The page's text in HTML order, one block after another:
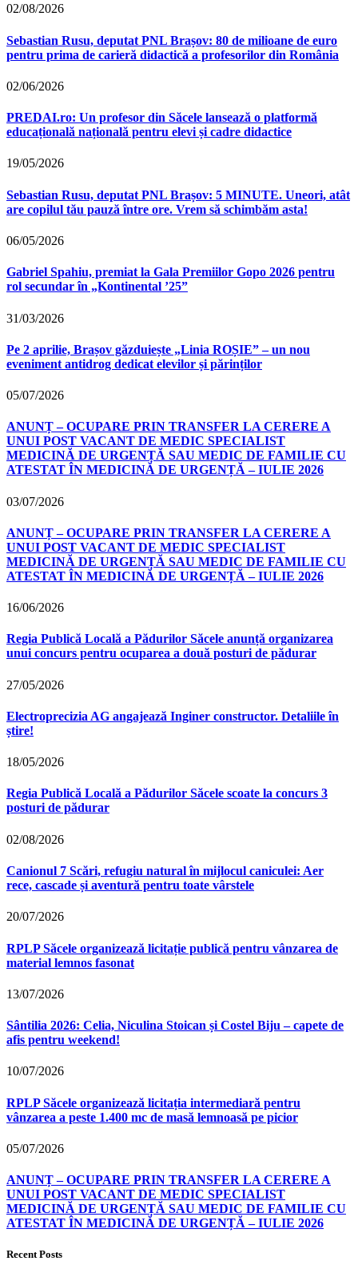
02/08/2026
Sebastian Rusu, deputat PNL Brașov: 80 de milioane de euro
pentru prima de carieră didactică a profesorilor din România
02/06/2026
PREDAI.ro: Un profesor din Săcele lansează o platformă
educațională națională pentru elevi și cadre didactice
19/05/2026
Sebastian Rusu, deputat PNL Brașov: 5 MINUTE. Uneori, atât
are copilul tău pauză între ore. Vrem să schimbăm asta!
06/05/2026
Gabriel Spahiu, premiat la Gala Premiilor Gopo 2026 pentru
rol secundar în „Kontinental ’25”
31/03/2026
Pe 2 aprilie, Brașov găzduiește „Linia ROȘIE” – un nou
eveniment antidrog dedicat elevilor și părinților
05/07/2026
ANUNȚ – OCUPARE PRIN TRANSFER LA CERERE A
UNUI POST VACANT DE MEDIC SPECIALIST
MEDICINĂ DE URGENȚĂ SAU MEDIC DE FAMILIE CU
ATESTAT ÎN MEDICINĂ DE URGENȚĂ – IULIE 2026
03/07/2026
ANUNȚ – OCUPARE PRIN TRANSFER LA CERERE A
UNUI POST VACANT DE MEDIC SPECIALIST
MEDICINĂ DE URGENȚĂ SAU MEDIC DE FAMILIE CU
ATESTAT ÎN MEDICINĂ DE URGENȚĂ – IULIE 2026
16/06/2026
Regia Publică Locală a Pădurilor Săcele anunță organizarea
unui concurs pentru ocuparea a două posturi de pădurar
27/05/2026
Electroprecizia AG angajează Inginer constructor. Detaliile în
știre!
18/05/2026
Regia Publică Locală a Pădurilor Săcele scoate la concurs 3
posturi de pădurar
02/08/2026
Canionul 7 Scări, refugiu natural în mijlocul caniculei: Aer
rece, cascade și aventură pentru toate vârstele
20/07/2026
RPLP Săcele organizează licitație publică pentru vânzarea de
material lemnos fasonat
13/07/2026
Sântilia 2026: Celia, Niculina Stoican și Costel Biju – capete de
afis pentru weekend!
10/07/2026
RPLP Săcele organizează licitația intermediară pentru
vânzarea a peste 1.400 mc de masă lemnoasă pe picior
05/07/2026
ANUNȚ – OCUPARE PRIN TRANSFER LA CERERE A
UNUI POST VACANT DE MEDIC SPECIALIST
MEDICINĂ DE URGENȚĂ SAU MEDIC DE FAMILIE CU
ATESTAT ÎN MEDICINĂ DE URGENȚĂ – IULIE 2026
Recent Posts